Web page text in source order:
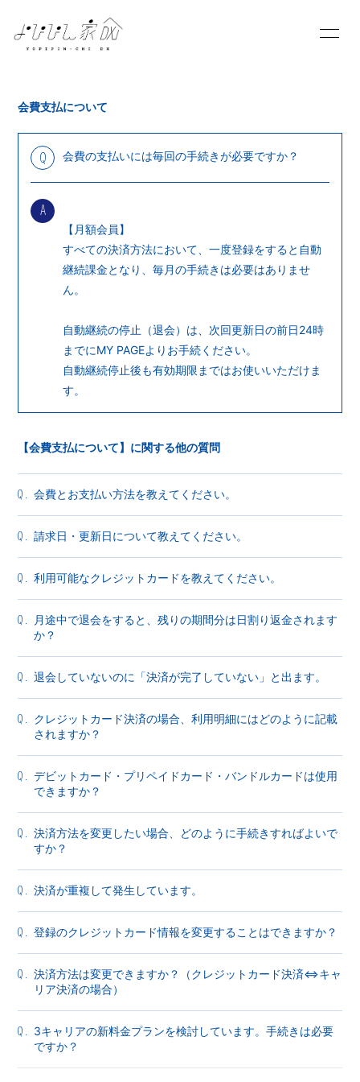
VIDEO
DISCOGRAPHY
BLOG
PHOTO
会員登録 ログイン
会費支払について
Q 会費の支払いには毎回の手続きが必要ですか？
A
【月額会員】
すべての決済方法において、一度登録をすると自動
継続課金となり、毎月の手続きは必要はありませ
ん。
自動継続の停止（退会）は、次回更新日の前日24時
までにMY PAGEよりお手続ください。
自動継続停止後も有効期限まではお使いいただけま
す。
【会費支払について】に関する他の質問
Q. 会費とお支払い方法を教えてください。
Q. 請求日・更新日について教えてください。
Q. 利用可能なクレジットカードを教えてください。
Q.
月途中で退会をすると、残りの期間分は日割り返金されます
か？
Q. 退会していないのに「決済が完了していない」と出ます。
Q. クレジットカード決済の場合、利用明細にはどのように記載
されますか？
Q. デビットカード・プリペイドカード・バンドルカードは使用
できますか？
Q. 決済方法を変更したい場合、どのように手続きすればよいで
すか？
Q. 決済が重複して発生しています。
Q. 登録のクレジットカード情報を変更することはできますか？
Q. 決済方法は変更できますか？（クレジットカード決済⇔キャ
リア決済の場合）
Q. 3キャリアの新料金プランを検討しています。手続きは必要
ですか？